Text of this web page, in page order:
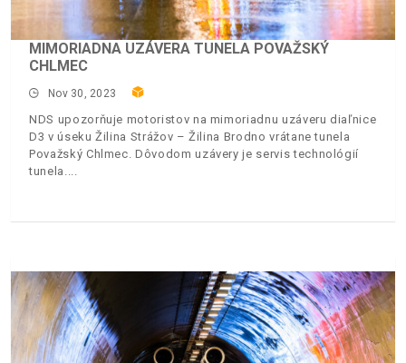
MIMORIADNA UZÁVERA TUNELA POVAŽSKÝ
CHLMEC
Nov 30, 2023
NDS upozorňuje motoristov na mimoriadnu uzáveru diaľnice
D3 v úseku Žilina Strážov – Žilina Brodno vrátane tunela
Považský Chlmec. Dôvodom uzávery je servis technológií
tunela.